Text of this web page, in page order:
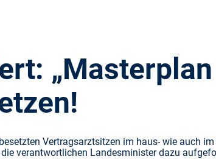
Vertragsarztsitzen im haus- wie auch
verantwortlichen Landesminister dazu